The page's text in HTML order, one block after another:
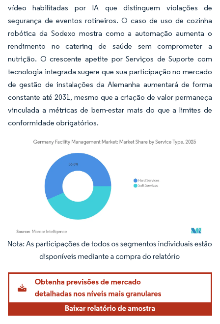
vídeo habilitadas por IA que distinguem violações de
segurança de eventos rotineiros. O caso de uso de cozinha
robótica da Sodexo mostra como a automação aumenta o
rendimento no catering de saúde sem comprometer a
nutrição. O crescente apetite por Serviços de Suporte com
tecnologia integrada sugere que sua participação no mercado
de gestão de instalações da Alemanha aumentará de forma
constante até 2031, mesmo que a criação de valor permaneça
vinculada a métricas de bem-estar mais do que a limites de
conformidade obrigatórios.
Imagem © Mordor Intelligence. O reuso requer atribuição conforme CC BY 4.0.